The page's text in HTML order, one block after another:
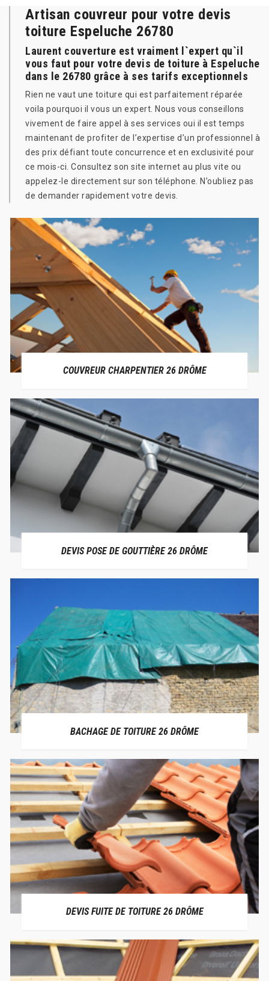
Artisan couvreur pour votre devis
toiture Espeluche 26780
Laurent couverture est vraiment l`expert qu`il
vous faut pour votre devis de toiture à Espeluche
dans le 26780 grâce à ses tarifs exceptionnels
Rien ne vaut une toiture qui est parfaitement réparée
voila pourquoi il vous un expert. Nous vous conseillons
vivement de faire appel à ses services oui il est temps
maintenant de profiter de l’expertise d’un professionnel à
des prix défiant toute concurrence et en exclusivité pour
ce mois-ci. Consultez son site internet au plus vite ou
appelez-le directement sur son téléphone. N’oubliez pas
de demander rapidement votre devis.
COUVREUR CHARPENTIER 26 DRÔME
DEVIS POSE DE GOUTTIÈRE 26 DRÔME
BACHAGE DE TOITURE 26 DRÔME
DEVIS FUITE DE TOITURE 26 DRÔME